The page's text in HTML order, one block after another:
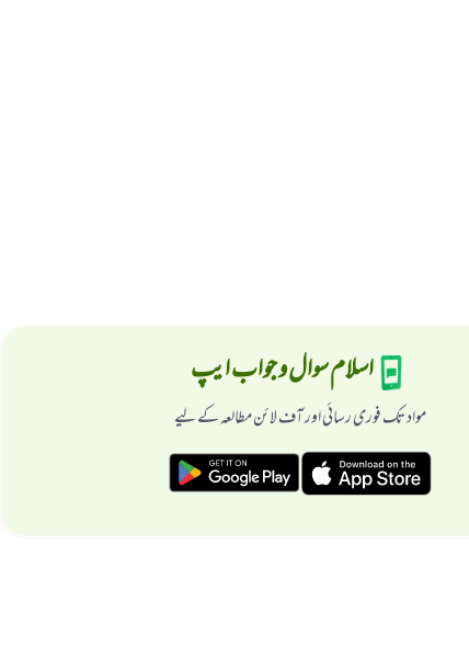
اسلام سوال و جواب ایپ
مواد تک فوری رسائی اور آف لائن مطالعہ کے لیے